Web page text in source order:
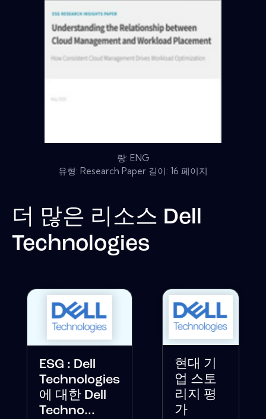
랑: ENG
유형: Research Paper 길이: 16 페이지
더 많은 리소스 Dell
Technologies
ESG : Dell
Technologies
에 대한 Dell
Techno...
현대 기
업 스토
리지 평
가